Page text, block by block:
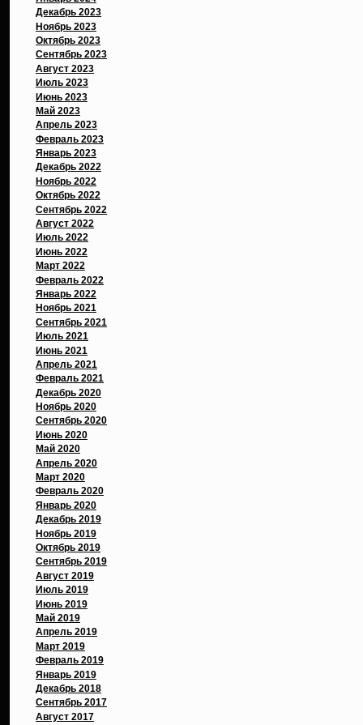
Декабрь 2023
Ноябрь 2023
Октябрь 2023
Сентябрь 2023
Август 2023
Июль 2023
Июнь 2023
Май 2023
Апрель 2023
Февраль 2023
Январь 2023
Декабрь 2022
Ноябрь 2022
Октябрь 2022
Сентябрь 2022
Август 2022
Июль 2022
Июнь 2022
Март 2022
Февраль 2022
Январь 2022
Ноябрь 2021
Сентябрь 2021
Июль 2021
Июнь 2021
Апрель 2021
Февраль 2021
Декабрь 2020
Ноябрь 2020
Сентябрь 2020
Июнь 2020
Май 2020
Апрель 2020
Март 2020
Февраль 2020
Январь 2020
Декабрь 2019
Ноябрь 2019
Октябрь 2019
Сентябрь 2019
Август 2019
Июль 2019
Июнь 2019
Май 2019
Апрель 2019
Март 2019
Февраль 2019
Январь 2019
Декабрь 2018
Сентябрь 2017
Август 2017